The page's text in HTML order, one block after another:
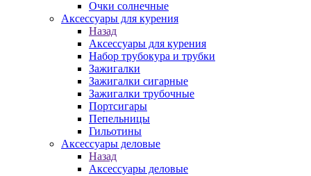
Очки солнечные
Аксессуары для курения
Назад
Аксессуары для курения
Набор трубокура и трубки
Зажигалки
Зажигалки сигарные
Зажигалки трубочные
Портсигары
Пепельницы
Гильотины
Аксессуары деловые
Назад
Аксессуары деловые